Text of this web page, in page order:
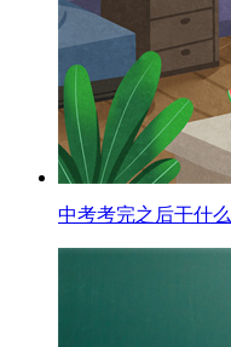
中考考完之后干什么